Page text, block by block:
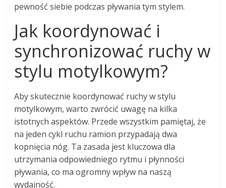
pewność siebie podczas pływania tym stylem.
Jak koordynować i
synchronizować ruchy w
stylu motylkowym?
Aby skutecznie koordynować ruchy w stylu
motylkowym, warto zwrócić uwagę na kilka
istotnych aspektów. Przede wszystkim pamiętaj, że
na jeden cykl ruchu ramion przypadają dwa
kopnięcia nóg. Ta zasada jest kluczowa dla
utrzymania odpowiedniego rytmu i płynności
pływania, co ma ogromny wpływ na naszą
wydajność.